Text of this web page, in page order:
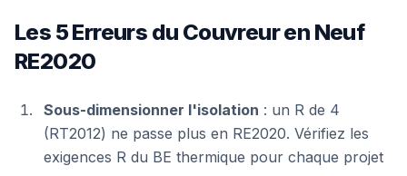
Les 5 Erreurs du Couvreur en Neuf
RE2020
Sous-dimensionner l'isolation : un R de 4
(RT2012) ne passe plus en RE2020. Vérifiez les
exigences R du BE thermique pour chaque projet